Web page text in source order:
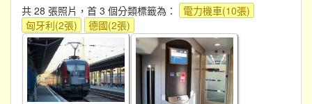
共 28 張照片，首 3 個分類標籤為：
電力機車(10張)
匈牙利(2張)
德國(2張)